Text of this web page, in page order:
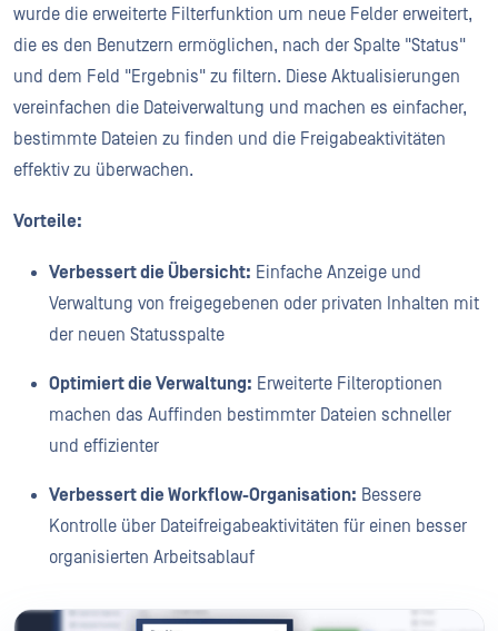
wurde die erweiterte Filterfunktion um neue Felder erweitert,
die es den Benutzern ermöglichen, nach der Spalte "Status"
und dem Feld "Ergebnis" zu filtern. Diese Aktualisierungen
vereinfachen die Dateiverwaltung und machen es einfacher,
bestimmte Dateien zu finden und die Freigabeaktivitäten
effektiv zu überwachen.
Vorteile:
Verbessert die Übersicht: Einfache Anzeige und
Verwaltung von freigegebenen oder privaten Inhalten mit
der neuen Statusspalte
Optimiert die Verwaltung: Erweiterte Filteroptionen
machen das Auffinden bestimmter Dateien schneller
und effizienter
Verbessert die Workflow-Organisation: Bessere
Kontrolle über Dateifreigabeaktivitäten für einen besser
organisierten Arbeitsablauf